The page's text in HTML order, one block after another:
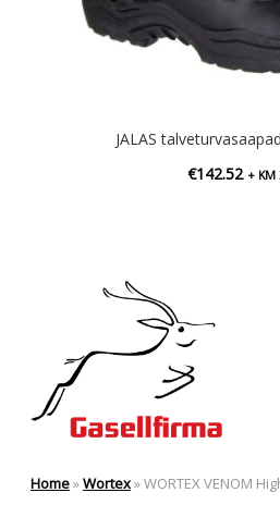
JALAS
€142.52 + KM
Home»Wortex»WORTEX VENOM